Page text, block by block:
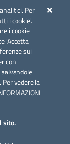
Per
i cookie'.
i cookie
'Accetta
sui
con
vedere la
sito.